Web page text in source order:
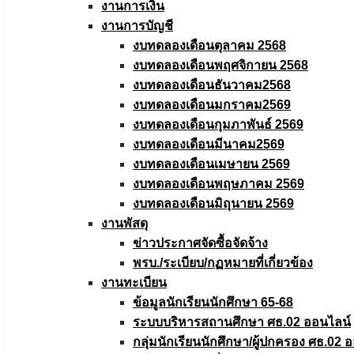
งานการเงิน
งานการบัญชี
งบทดลองเดือนตุลาคม 2568
งบทดลองเดือนพฤศจิกายน 2568
งบทดลองเดือนธันวาคม2568
งบทดลองเดือนมกราคม2569
งบทดลองเดือนกุมภาพันธ์ 2569
งบทดลองเดือนมีนาคม2569
งบทดลองเดือนเมษายน 2569
งบทดลองเดือนพฤษภาคม 2569
งบทดลองเดือนมิถุนายน 2569
งานพัสดุ
ข่าวประกาศจัดซื้อจัดจ้าง
พรบ./ระเบียบ/กฏหมายที่เกี่ยวข้อง
งานทะเบียน
ข้อมูลนักเรียนนักศึกษา 65-68
ระบบบริหารสถานศึกษา ศธ.02 ออนไลน์
กลุ่มนักเรียนนักศึกษา/ผู้ปกครอง ศธ.02